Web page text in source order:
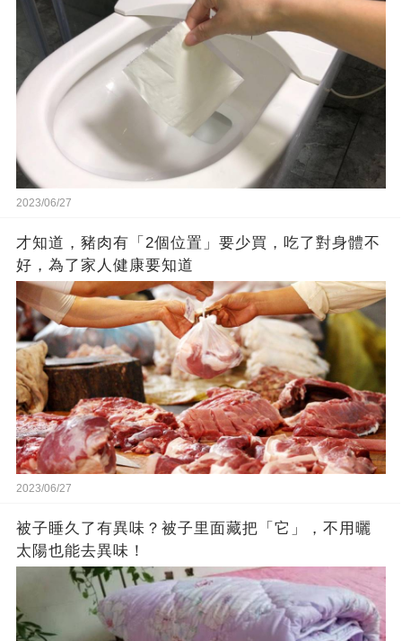
2023/06/27
才知道，豬肉有「2個位置」要少買，吃了對身體不
好，為了家人健康要知道
2023/06/27
被子睡久了有異味？被子里面藏把「它」，不用曬
太陽也能去異味！